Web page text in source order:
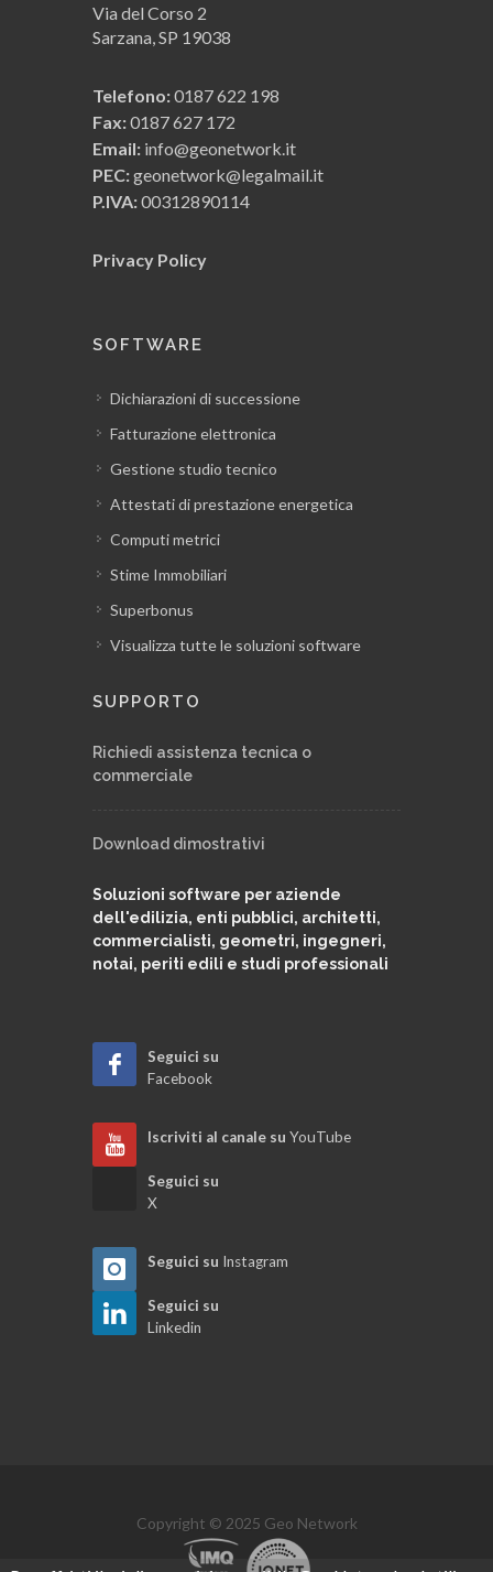
Via del Corso 2
Sarzana, SP 19038
Telefono:0187 622 198
Fax:0187 627 172
Email: info@geonetwork.it
PEC:geonetwork@legalmail.it
P.IVA:00312890114
Privacy Policy
SOFTWARE
Dichiarazioni di successione
Fatturazione elettronica
Gestione studio tecnico
Attestati di prestazione energetica
Computi metrici
Stime Immobiliari
Superbonus
Visualizza tutte le soluzioni software
SUPPORTO
Richiedi assistenza tecnica o
commerciale
Download dimostrativi
Soluzioni software per aziende
dell'edilizia, enti pubblici, architetti,
commercialisti, geometri, ingegneri,
notai, periti edili e studi professionali
Seguici su
Facebook
Iscriviti al canale su YouTube
Seguici su
X
Seguici su Instagram
Seguici su
Linkedin
Copyright © 2025 Geo Network